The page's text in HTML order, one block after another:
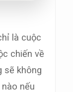
là cuộc
chiến về
sẽ không
nếu